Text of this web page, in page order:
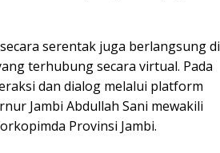
serentak juga berlangsung di
terhubung secara virtual. Pada
dan dialog melalui platform
Jambi Abdullah Sani mewakili
Provinsi Jambi.